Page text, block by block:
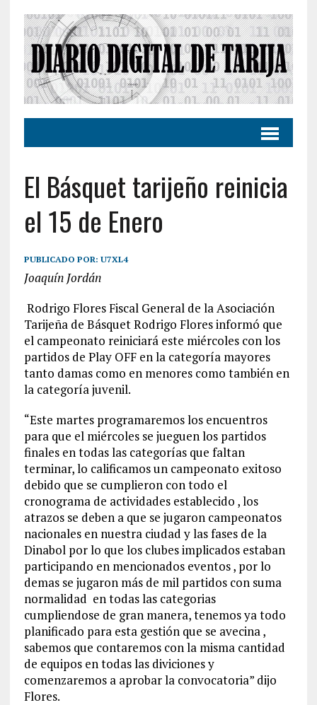
El Básquet tarijeño reinicia
el 15 de Enero
PUBLICADO POR: U7XL4
Joaquín Jordán
Rodrigo Flores Fiscal General de la Asociación
Tarijeña de Básquet Rodrigo Flores informó que
el campeonato reiniciará este miércoles con los
partidos de Play OFF en la categoría mayores
tanto damas como en menores como también en
la categoría juvenil.
“Este martes programaremos los encuentros
para que el miércoles se jueguen los partidos
finales en todas las categorías que faltan
terminar, lo calificamos un campeonato exitoso
debido que se cumplieron con todo el
cronograma de actividades establecido , los
atrazos se deben a que se jugaron campeonatos
nacionales en nuestra ciudad y las fases de la
Dinabol por lo que los clubes implicados estaban
participando en mencionados eventos , por lo
demas se jugaron más de mil partidos con suma
normalidad en todas las categorias
cumpliendose de gran manera, tenemos ya todo
planificado para esta gestión que se avecina ,
sabemos que contaremos con la misma cantidad
de equipos en todas las diviciones y
comenzaremos a aprobar la convocatoria” dijo
Flores.